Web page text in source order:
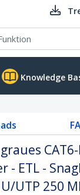
Knowledge
- ETL -
U/UTP 250